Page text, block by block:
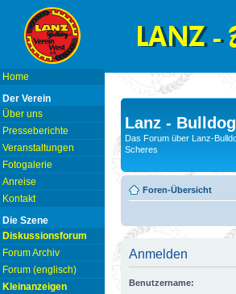
Home
Der Verein
Über uns
Presseberichte
Veranstaltungen
Fotogalerie
Anreise
Kontakt
Die Szene
Diskussionsforum
Forum Archiv
Forum (englisch)
Kleinanzeigen
Lanz -
Das Forum über Lanz-
Scheres
Foren-Übersicht
Anmelden
Benutzername: